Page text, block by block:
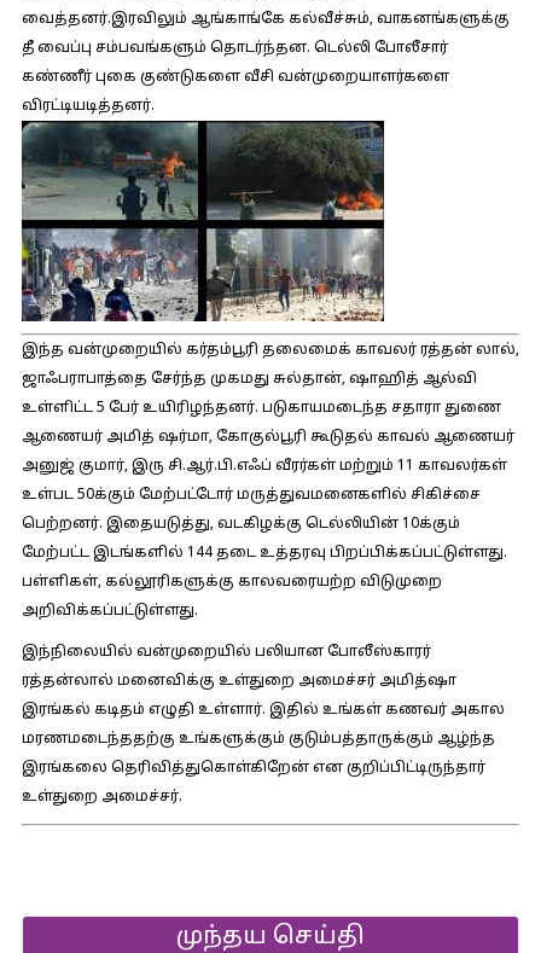
வைத்தனர்.இரவிலும் ஆங்காங்கே கல்வீச்சும், வாகனங்களுக்கு
தீ வைப்பு சம்பவங்களும் தொடர்ந்தன. டெல்லி போலீசார்
கண்ணீர் புகை குண்டுகளை வீசி வன்முறையாளர்களை
விரட்டியடித்தனர்.
இந்த வன்முறையில் கர்தம்பூரி தலைமைக் காவலர் ரத்தன் லால்,
ஜாஃபராபாத்தை சேர்ந்த முகமது சுல்தான், ஷாஹித் ஆல்வி
உள்ளிட்ட 5 பேர் உயிரிழந்தனர். படுகாயமடைந்த சதாரா துணை
ஆணையர் அமித் ஷர்மா, கோகுல்பூரி கூடுதல் காவல் ஆணையர்
அனுஜ் குமார், இரு சி.ஆர்.பி.எஃப் வீரர்கள் மற்றும் 11 காவலர்கள்
உள்பட 50க்கும் மேற்பட்டோர் மருத்துவமனைகளில் சிகிச்சை
பெற்றனர். இதையடுத்து, வடகிழக்கு டெல்லியின் 10க்கும்
மேற்பட்ட இடங்களில் 144 தடை உத்தரவு பிறப்பிக்கப்பட்டுள்ளது.
பள்ளிகள், கல்லூரிகளுக்கு காலவரையற்ற விடுமுறை
அறிவிக்கப்பட்டுள்ளது.
இந்நிலையில் வன்முறையில் பலியான போலீஸ்காரர்
ரத்தன்லால் மனைவிக்கு உள்துறை அமைச்சர் அமித்ஷா
இரங்கல் கடிதம் எழுதி உள்ளார். இதில் உங்கள் கணவர் அகால
மரணமடைந்ததற்கு உங்களுக்கும் குடும்பத்தாருக்கும் ஆழ்ந்த
இரங்கலை தெரிவித்துகொள்கிறேன் என குறிப்பிட்டிருந்தார்
உள்துறை அமைச்சர்.
முந்தய செய்தி